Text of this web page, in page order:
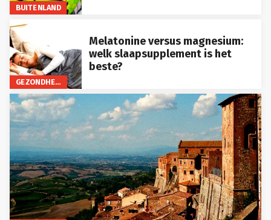
BUITENLAND
GEZONDHEID
Melatonine versus magnesium:
welk slaapsupplement is het
beste?